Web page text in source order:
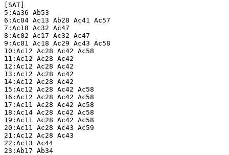
[SAT]
5:Aa36 Ab53
6:Ac04 Ac13 Ab28 Ac41 Ac57
7:Ac18 Ac32 Ac47
8:Ac02 Ac17 Ac32 Ac47
9:Ac01 Ac18 Ac29 Ac43 Ac58
10:Ac12 Ac28 Ac42 Ac58
11:Ac12 Ac28 Ac42
12:Ac12 Ac28 Ac42
13:Ac12 Ac28 Ac42
14:Ac12 Ac28 Ac42
15:Ac12 Ac28 Ac42 Ac58
16:Ac12 Ac28 Ac42 Ac58
17:Ac11 Ac28 Ac42 Ac58
18:Ac14 Ac28 Ac42 Ac58
19:Ac11 Ac28 Ac42 Ac58
20:Ac11 Ac28 Ac43 Ac59
21:Ac12 Ac28 Ac43
22:Ac13 Ac44
23:Ab17 Ab34